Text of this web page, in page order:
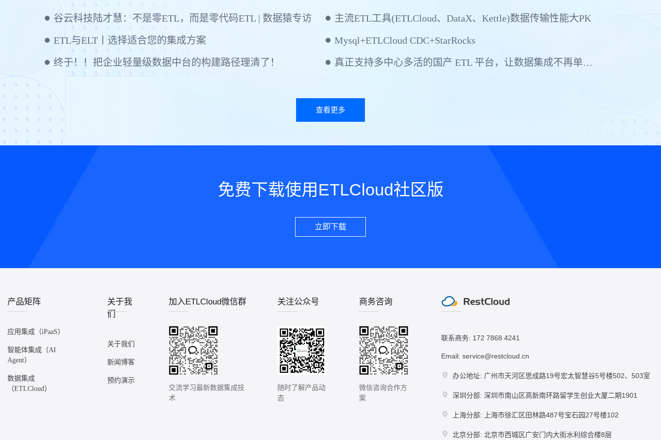
谷云科技陆才慧：不是零ETL，而是零代码ETL | 数据猿专访 主流ETL工具(ETLCloud、DataX、Kettle)数据传输性能大PK
ETL与ELT丨选择适合您的集成方案 Mysql+ETLCloud CDC+StarRocks
终于！！把企业轻量级数据中台的构建路径理清了！ 真正支持多中心多活的国产 ETL 平台，让数据集成不再单点依赖
查看更多
免费下载使用ETLCloud社区版
立即下载
产品矩阵
应用集成（iPaaS）
智能体集成（AI
Agent）
数据集成
（ETLCloud）
关于我
们
关于我们
新闻博客
预约演示
加入ETLCloud微信群
交流学习最新数据集成技
术
关注公众号
随时了解产品动
态
商务咨询
微信咨询合作方
案
联系商务: 172 7868 4241
Email: service@restcloud.cn
办公地址: 广州市天河区思成路19号宏太智慧谷5号楼502、503室
深圳分部: 深圳市南山区高新南环路留学生创业大厦二期1901
上海分部: 上海市徐汇区田林路487号宝石园27号楼102
北京分部: 北京市西城区广安门内大街水利综合楼8层